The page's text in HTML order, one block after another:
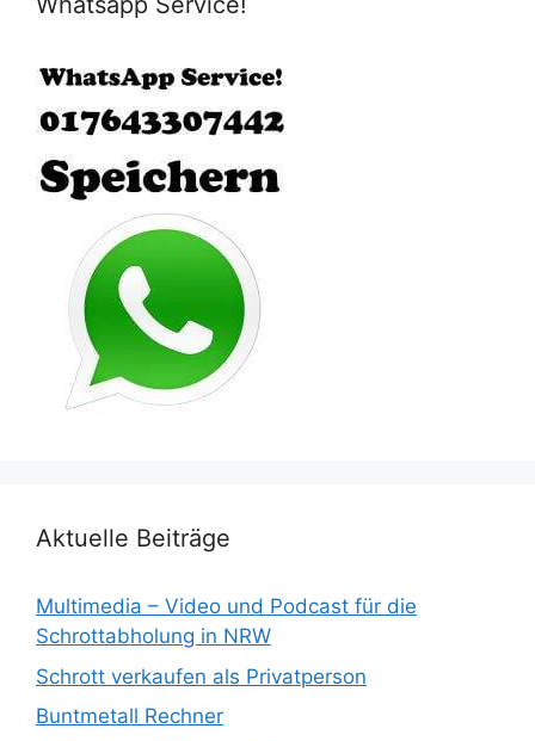
Aktuelle Beiträge
Multimedia – Video und Podcast für die
Schrottabholung in NRW
Schrott verkaufen als Privatperson
Buntmetall Rechner